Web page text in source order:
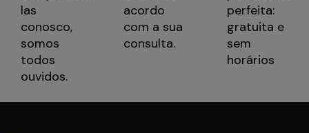
las
conosco,
somos
todos
ouvidos.
acordo
com a sua
consulta.
perfeita:
gratuita e
sem
horários